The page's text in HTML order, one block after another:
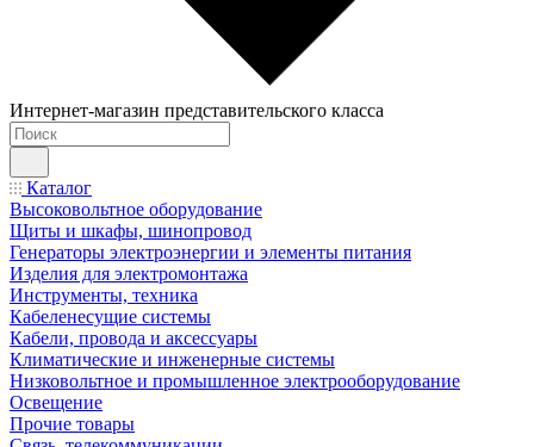
Интернет-магазин представительского класса
Каталог
Высоковольтное оборудование
Щиты и шкафы, шинопровод
Генераторы электроэнергии и элементы питания
Изделия для электромонтажа
Инструменты, техника
Кабеленесущие системы
Кабели, провода и аксессуары
Климатические и инженерные системы
Низковольтное и промышленное электрооборудование
Освещение
Прочие товары